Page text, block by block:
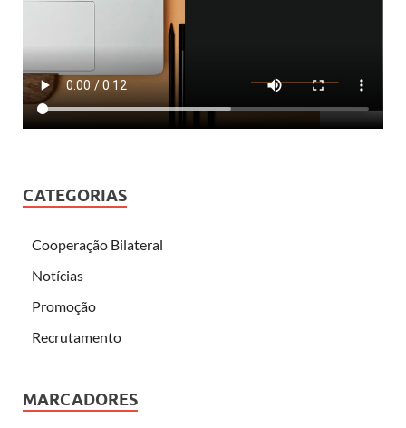
CATEGORIAS
Cooperação Bilateral
Notícias
Promoção
Recrutamento
MARCADORES